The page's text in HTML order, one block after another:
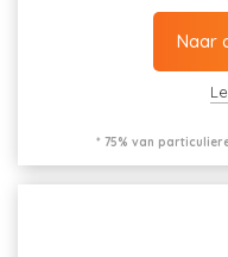
Naar
* 75% van